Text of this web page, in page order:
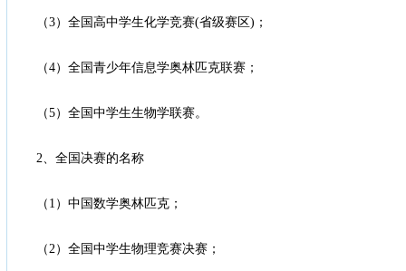
（3）全国高中学生化学竞赛(省级赛区)；
（4）全国青少年信息学奥林匹克联赛；
（5）全国中学生生物学联赛。
2、全国决赛的名称
（1）中国数学奥林匹克；
（2）全国中学生物理竞赛决赛；